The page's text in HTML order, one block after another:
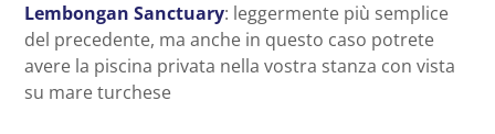
Lembongan Sanctuary: leggermente più semplice
del precedente, ma anche in questo caso potrete
avere la piscina privata nella vostra stanza con vista
su mare turchese